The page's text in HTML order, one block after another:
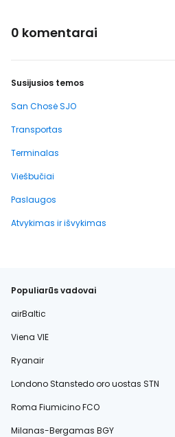
0 komentarai
Susijusios temos
San Chosė SJO
Transportas
Terminalas
Viešbučiai
Paslaugos
Atvykimas ir išvykimas
Populiarūs vadovai
airBaltic
Viena VIE
Ryanair
Londono Stanstedo oro uostas STN
Roma Fiumicino FCO
Milanas-Bergamas BGY